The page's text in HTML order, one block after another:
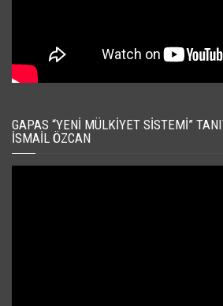
GAPAS “YENI MÜLKIYET SISTEMI”
İSMAIL ÖZCAN